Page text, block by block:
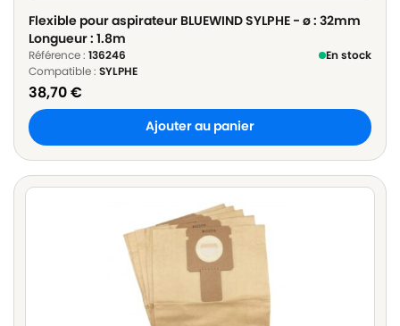
Flexible pour aspirateur BLUEWIND SYLPHE - ø : 32mm
Longueur : 1.8m
Référence : 136246
En stock
Compatible : SYLPHE
38,70€
Ajouter au panier